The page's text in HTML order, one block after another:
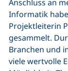
Anschluss an
Informatik
Projektleiterin
gesammelt.
Branchen und
viele wertvolle